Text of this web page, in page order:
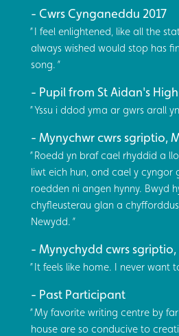
Cwrs Cynganeddu 2017
I feel enlightened, like all the
always wished would stop has
song.
Pupil from St Aidan's
Yssu i ddod yma ar gwrs arall
Mynychwr cwrs sgriptio,
Roedd yn braf cael rhyddid a
liwt eich hun, ond cael y cyngor
roedden ni angen hynny. Bwyd
chyfleusterau glan a
Newydd.
Mynychydd cwrs sgriptio,
It feels like home. I never want
Past Participant
My favorite writing centre by
house are so conducive to